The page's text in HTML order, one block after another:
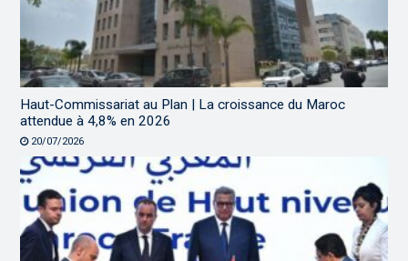
Haut-Commissariat au Plan | La croissance du Maroc
attendue à 4,8% en 2026
20/07/2026